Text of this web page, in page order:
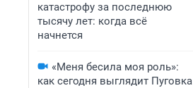
катастрофу за последнюю
тысячу лет: когда всё
начнется
«Меня бесила моя роль»:
как сегодня выглядит Пуговка